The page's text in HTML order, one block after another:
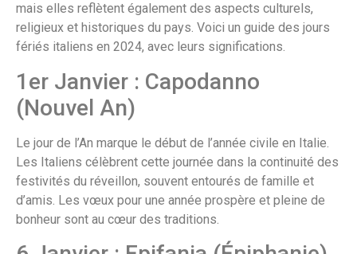
mais elles reflètent également des aspects culturels,
religieux et historiques du pays. Voici un guide des jours
fériés italiens en 2024, avec leurs significations.
1er Janvier : Capodanno
(Nouvel An)
Le jour de l’An marque le début de l’année civile en Italie.
Les Italiens célèbrent cette journée dans la continuité des
festivités du réveillon, souvent entourés de famille et
d’amis. Les vœux pour une année prospère et pleine de
bonheur sont au cœur des traditions.